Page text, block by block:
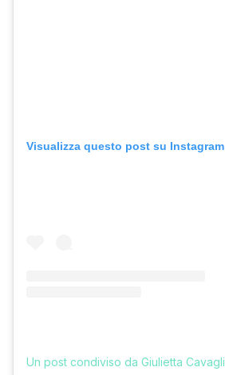
Visualizza questo post su Instagram